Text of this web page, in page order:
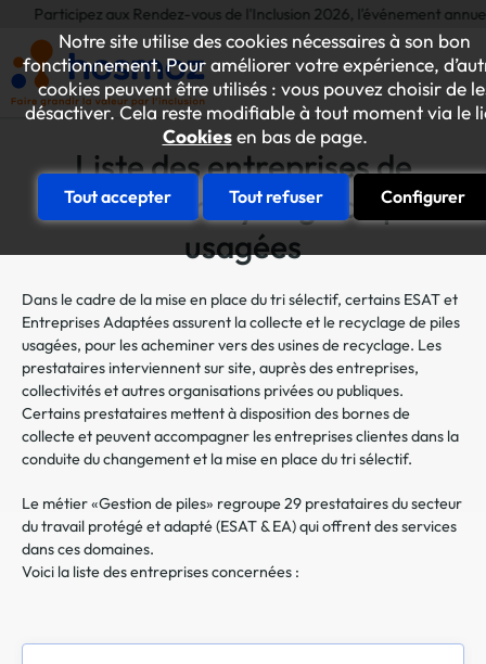
Notre site utilise des cookies nécessaires à son bon
fonctionnement. Pour améliorer votre expérience,
cookies peuvent être utilisés : vous pouvez choisir de
désactiver. Cela reste modifiable à tout moment via le
Cookiesen bas de page.
Tout accepter Tout refuser Configurer
aux Rendez-vous de l'Inclusion 2026, l'événement annuel
Liste des entreprises de
collecte et recyclage de piles
usagées
Dans le cadre de la mise en place du tri sélectif, certains ESAT et
Entreprises Adaptées assurent la collecte et le recyclage de piles
usagées, pour les acheminer vers des usines de recyclage. Les
prestataires interviennent sur site, auprès des entreprises,
collectivités et autres organisations privées ou publiques.
Certains prestataires mettent à disposition des bornes de
collecte et peuvent accompagner les entreprises clientes dans la
conduite du changement et la mise en place du tri sélectif.
Le métier «Gestion de piles» regroupe 29 prestataires du secteur
du travail protégé et adapté (ESAT & EA) qui offrent des services
dans ces domaines.
Voici la liste des entreprises concernées :